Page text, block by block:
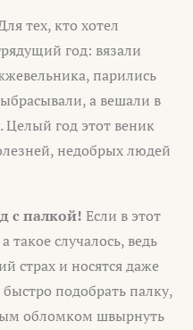
тех, кто хотел
год: вязали
парились
а вешали в
год этот веник
недобрых людей
с палкой! Если в этот
такое случалось, ведь
страх и носятся даже
подобрать палку,
обломком швырнуть